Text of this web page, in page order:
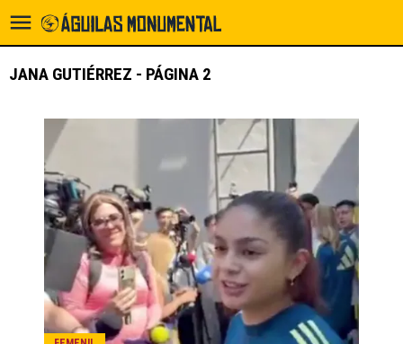
JANA GUTIÉRREZ - PÁGINA 2